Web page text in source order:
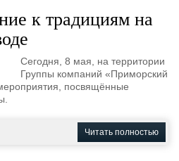
к традициям на
Сегодня, 8 мая, на территории
Группы компаний «Приморский
посвящённые
Читать полностью